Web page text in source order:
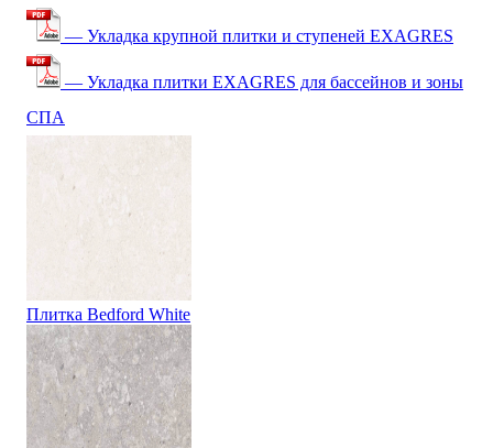
— Укладка крупной плитки и ступеней EXAGRES
— Укладка плитки EXAGRES для бассейнов и зоны
СПА
Плитка Bedford White